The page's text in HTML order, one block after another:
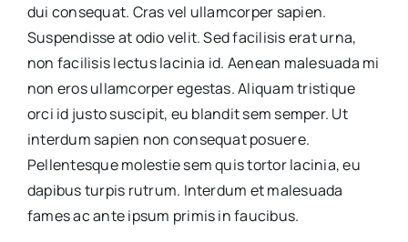
dui consequat. Cras vel ullamcorper sapien.
Suspendisse at odio velit. Sed facilisis erat urna,
non facilisis lectus lacinia id. Aenean malesuada mi
non eros ullamcorper egestas. Aliquam tristique
orci id justo suscipit, eu blandit sem semper. Ut
interdum sapien non consequat posuere.
Pellentesque molestie sem quis tortor lacinia, eu
dapibus turpis rutrum. Interdum et malesuada
fames ac ante ipsum primis in faucibus.